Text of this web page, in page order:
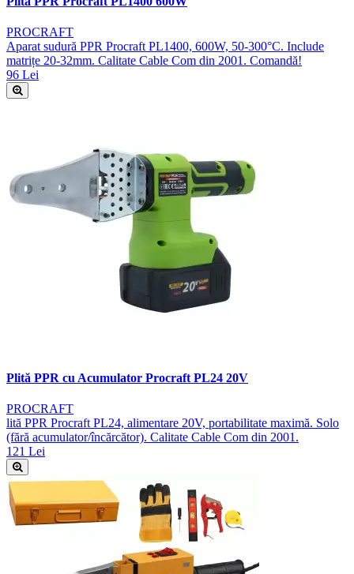
PROCRAFT
Aparat sudură PPR Procraft PL1400, 600W, 50-300°C. Include
matrițe 20-32mm. Calitate Cable Com din 2001. Comandă!
96 Lei
Plită PPR cu Acumulator Procraft PL24 20V
PROCRAFT
lită PPR Procraft PL24, alimentare 20V, portabilitate maximă. Solo
(fără acumulator/încărcător). Calitate Cable Com din 2001.
121 Lei